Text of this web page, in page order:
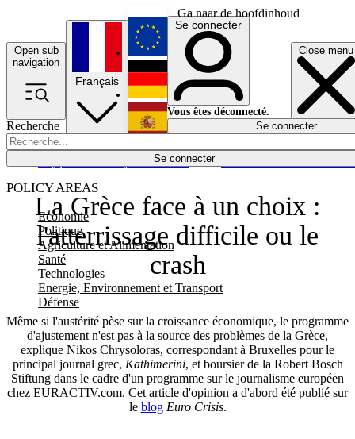
Ga naar de hoofdinhoud
Open sub
navigation
Close menu
Recherche
Se connecter
POLICY AREAS
Economie
Politique
Agriculture et Alimentation
Santé
Technologies
Energie, Environnement et Transport
Défense
Économie
Français
English
Deutsch
Español
Se connecter
Vous êtes déconnecté.
Se connecter
La Grèce face à un choix :
l'atterrissage difficile ou le
crash
Même si l'austérité pèse sur la croissance économique, le programme
d'ajustement n'est pas à la source des problèmes de la Grèce,
explique Nikos Chrysoloras, correspondant à Bruxelles pour le
principal journal grec, Kathimerini, et boursier de la Robert Bosch
Stiftung dans le cadre d'un programme sur le journalisme européen
chez EURACTIV.com. Cet article d'opinion a d'abord été publié sur
le blog Euro Crisis.